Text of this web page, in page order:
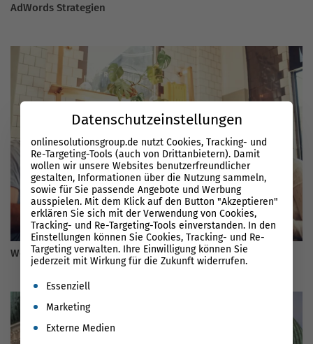
AdWords Strategien
Website Relaunch – Die Checkliste für 2026
Datenschutzeinstellungen
onlinesolutionsgroup.de nutzt Cookies, Tracking- und
Re-Targeting-Tools (auch von Drittanbietern). Damit
wollen wir unsere Websites benutzerfreundlicher
gestalten, Informationen über die Nutzung sammeln,
sowie für Sie passende Angebote und Werbung
ausspielen. Mit dem Klick auf den Button "Akzeptieren"
erklären Sie sich mit der Verwendung von Cookies,
Tracking- und Re-Targeting-Tools einverstanden. In den
Einstellungen können Sie Cookies, Tracking- und Re-
Targeting verwalten. Ihre Einwilligung können Sie
jederzeit mit Wirkung für die Zukunft widerrufen.
Es folgt eine Liste der Service-Gruppen, für die eine
Essenziell
Marketing
Externe Medien